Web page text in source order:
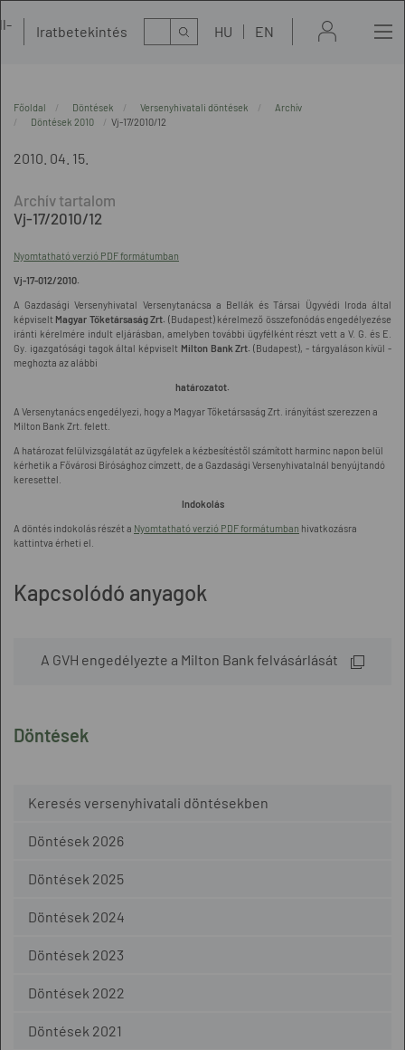
Iratbetekintés Kereső HU EN
Döntések
Keresés versenyhivatali döntésekben
Döntések 2026
Döntések 2025
Döntések 2024
Döntések 2023
Döntések 2022
Döntések 2021
Főoldal Döntések Versenyhivatali döntések
Archív
Döntések 2010
Vj-17/2010/12
2010. 04. 15.
Vj-17/2010/12
Nyomtatható verzió PDF formátumban
Vj-17-012/2010.
A Gazdasági Versenyhivatal Versenytanácsa a Bellák és Társai Ügyvédi Iroda által
képviselt Magyar Tőketársaság Zrt. (Budapest) kérelmező összefonódás engedélyezése
iránti kérelmére indult eljárásban, amelyben további ügyfélként részt vett a V. G. és E.
Gy. igazgatósági tagok által képviselt Milton Bank Zrt. (Budapest), - tárgyaláson kívül -
meghozta az alábbi
határozatot.
A Versenytanács engedélyezi, hogy a Magyar Tőketársaság Zrt. irányítást szerezzen a
Milton Bank Zrt. felett.
A határozat felülvizsgálatát az ügyfelek a kézbesítéstől számított harminc napon belül
kérhetik a Fővárosi Bírósághoz címzett, de a Gazdasági Versenyhivatalnál benyújtandó
keresettel.
Indokolás
A döntés indokolás részét a Nyomtatható verzió PDF formátumban hivatkozásra
kattintva érheti el.
Kapcsolódó anyagok
A GVH engedélyezte a Milton Bank felvásárlását